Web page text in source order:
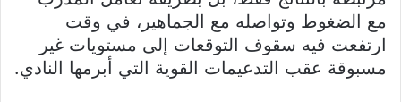
مع الضغوط وتواصله مع الجماهير، في وقت
ارتفعت فيه سقوف التوقعات إلى مستويات غير
مسبوقة عقب التدعيمات القوية التي أبرمها النادي.